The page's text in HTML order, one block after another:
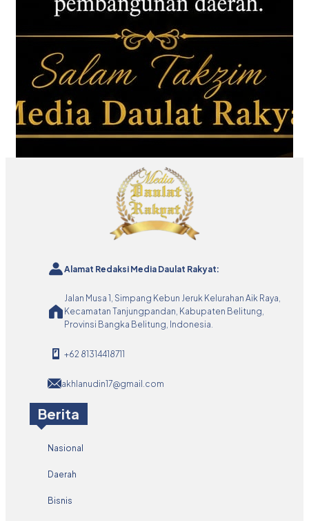
Alamat Redaksi Media Daulat Rakyat:
Jalan Musa 1, Simpang Kebun Jeruk Kelurahan Aik Raya,
Kecamatan Tanjungpandan, Kabupaten Belitung,
Provinsi Bangka Belitung, Indonesia.
+62 81314418711
akhlanudin17@gmail.com
Berita
Nasional
Daerah
Bisnis